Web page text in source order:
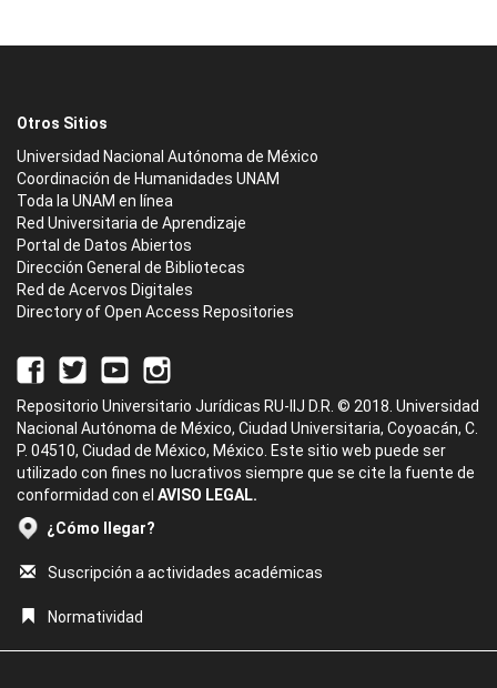
Otros Sitios
Universidad Nacional Autónoma de México
Coordinación de Humanidades UNAM
Toda la UNAM en línea
Red Universitaria de Aprendizaje
Portal de Datos Abiertos
Dirección General de Bibliotecas
Red de Acervos Digitales
Directory of Open Access Repositories
Repositorio Universitario Jurídicas RU-IIJ D.R. © 2018. Universidad
Nacional Autónoma de México, Ciudad Universitaria, Coyoacán, C.
P. 04510, Ciudad de México, México. Este sitio web puede ser
utilizado con fines no lucrativos siempre que se cite la fuente de
conformidad con el AVISO LEGAL.
¿Cómo llegar?
Suscripción a actividades académicas
Normatividad